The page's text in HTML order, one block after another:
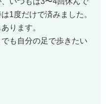
1度だけで済みました。
ります。
も自分の足で歩きたい